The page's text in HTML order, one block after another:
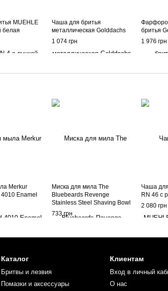
MUEHLE
белая
Чаша для бритья
металлическая Golddachs
1 074 грн
бритья
1 976 грн
Merkur
Enamel
Миска для мила The
Bluebeards Revenge
Stainless Steel Shaving Bowl
733 грн
Чаша
RN 46 с
2 080 грн
Каталог
Бритвы и лезвия
Помазки и аксессуары
Клиентам
Вход в личный
О нас